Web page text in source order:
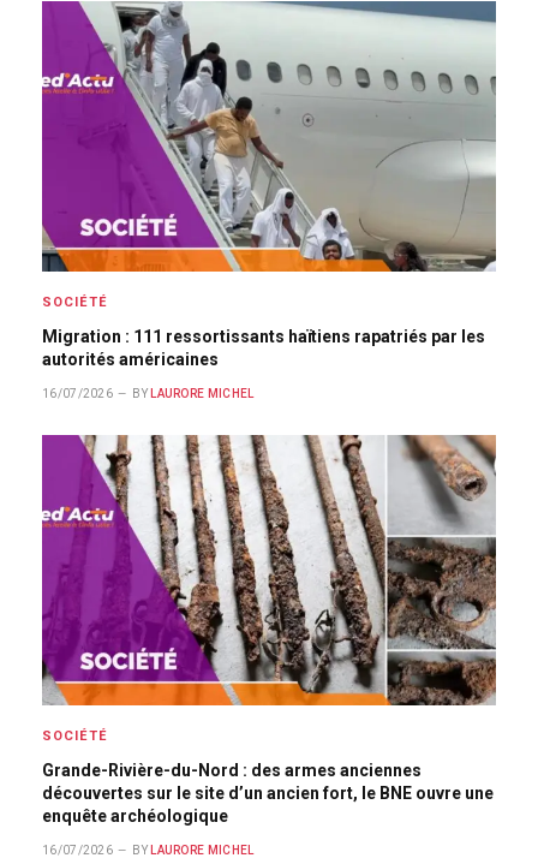
SOCIÉTÉ
Migration : 111 ressortissants haïtiens rapatriés par les
autorités américaines
16/07/2026 BY LAURORE MICHEL
SOCIÉTÉ
Grande-Rivière-du-Nord : des armes anciennes
découvertes sur le site d’un ancien fort, le BNE ouvre une
enquête archéologique
16/07/2026 BY LAURORE MICHEL